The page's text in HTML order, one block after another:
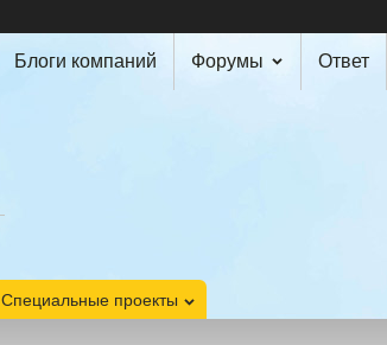
Блоги компаний Форумы Ответ
Специальные проекты